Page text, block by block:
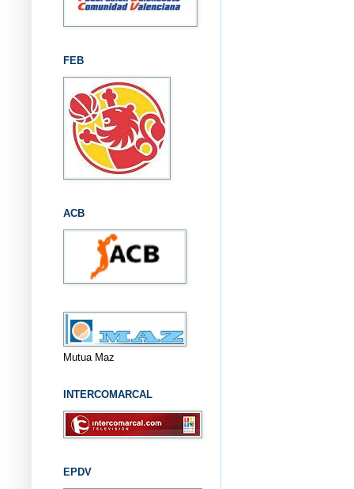
FEB
ACB
Mutua Maz
INTERCOMARCAL
EPDV